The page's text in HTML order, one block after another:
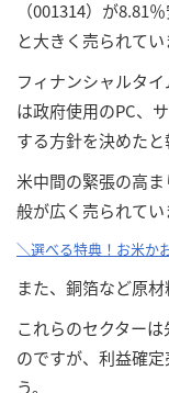
（001314）が8.81
と大きく売られてい
フィナンシャルタ
は政府使用のPC、
する方針を決めたと
米中間の緊張の高
般が広く売られてい
＼選べる特典！お米
また、銅箔など原
これらのセクター
のですが、利益確
う。